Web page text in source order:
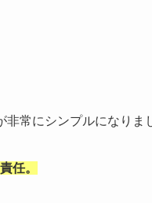
常にシンプルになりま
任。